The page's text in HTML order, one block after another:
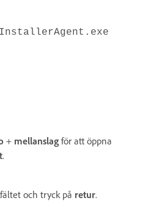
+ mellanslag för att öppna
.
och tryck på retur.